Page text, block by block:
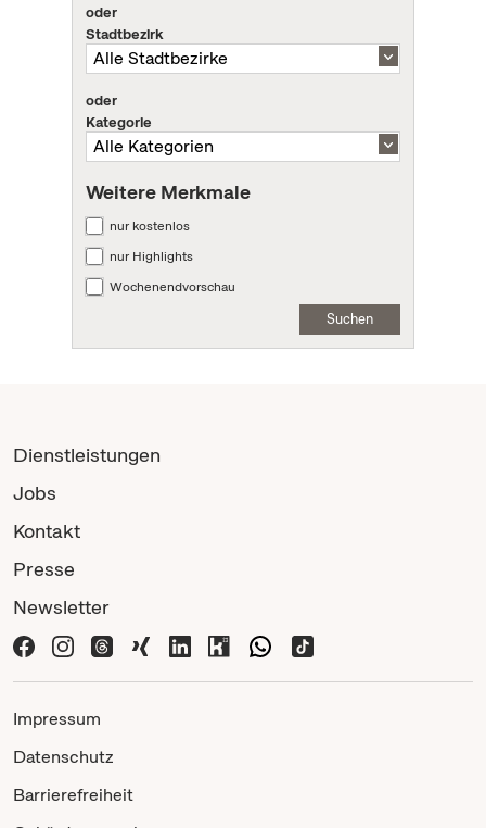
oder
Stadtbezirk
oder
Kategorie
Weitere Merkmale
nur kostenlos
nur Highlights
Wochenendvorschau
Suchen
Dienstleistungen
Jobs
Kontakt
Presse
Newsletter
Impressum
Datenschutz
Barrierefreiheit